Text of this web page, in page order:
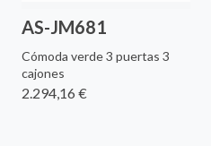
AS-JM681
Cómoda verde 3 puertas 3
cajones
2.294,16 €